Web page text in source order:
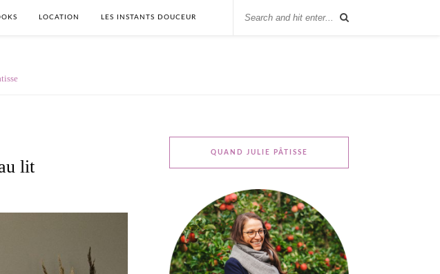
LOCATION LES INSTANTS DOUCEUR
lit
QUAND JULIE PÂTISSE